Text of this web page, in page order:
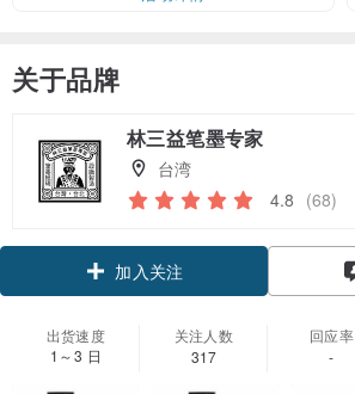
关于品牌
林三益笔墨专家
台湾
4.8 (68)
加入关注
出货速度
1～3 日
关注人数
317
回应率
-